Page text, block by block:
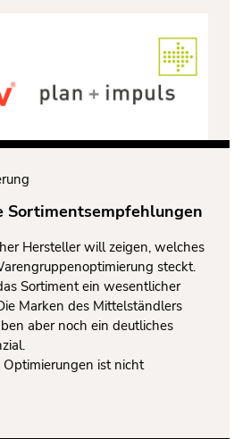
Sortimentsempfehlungen
Hersteller will zeigen, welches
steckt.
Sortiment ein wesentlicher
Marken des Mittelständlers
aber noch ein deutliches
ist nicht